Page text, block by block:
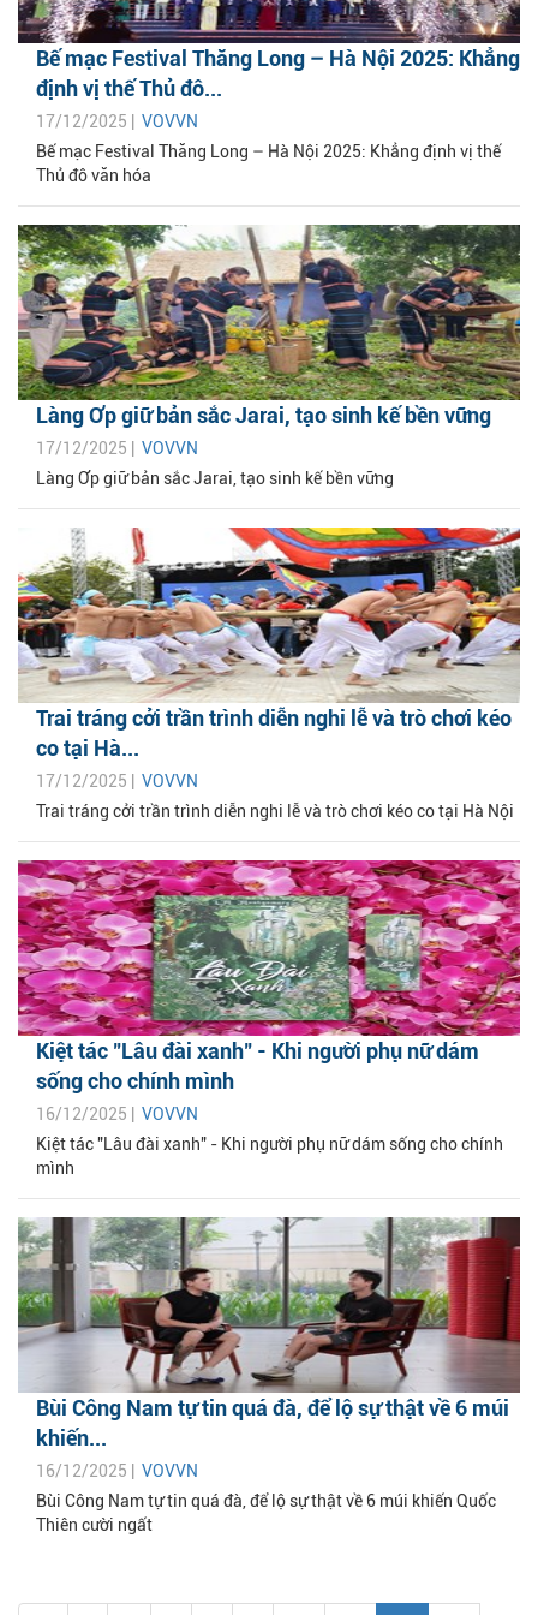
Bế mạc Festival Thăng Long – Hà Nội 2025: Khẳng
định vị thế Thủ đô...
17/12/2025 | VOVVN
Bế mạc Festival Thăng Long – Hà Nội 2025: Khẳng định vị thế
Thủ đô văn hóa
Làng Ơp giữ bản sắc Jarai, tạo sinh kế bền vững
17/12/2025 | VOVVN
Làng Ơp giữ bản sắc Jarai, tạo sinh kế bền vững
Trai tráng cởi trần trình diễn nghi lễ và trò chơi kéo
co tại Hà...
17/12/2025 | VOVVN
Trai tráng cởi trần trình diễn nghi lễ và trò chơi kéo co tại Hà Nội
Kiệt tác "Lâu đài xanh" - Khi người phụ nữ dám
sống cho chính mình
16/12/2025 | VOVVN
Kiệt tác "Lâu đài xanh" - Khi người phụ nữ dám sống cho chính
mình
Bùi Công Nam tự tin quá đà, để lộ sự thật về 6 múi
khiến...
16/12/2025 | VOVVN
Bùi Công Nam tự tin quá đà, để lộ sự thật về 6 múi khiến Quốc
Thiên cười ngất